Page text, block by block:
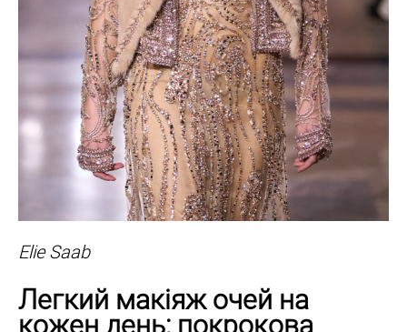
Elie Saab
Легкий макіяж очей на
кожен день: покрокова